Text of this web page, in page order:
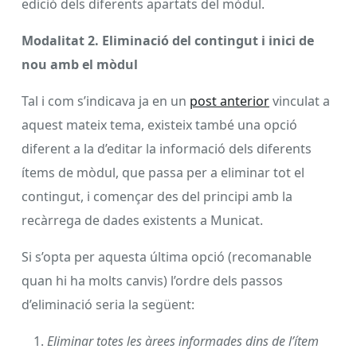
edició dels diferents apartats del mòdul.
Modalitat 2. Eliminació del contingut i inici de
nou amb el mòdul
Tal i com s’indicava ja en un post anteriorvinculat a
aquest mateix tema, existeix també una opció
diferent a la d’editar la informació dels diferents
ítems de mòdul, que passa per a eliminar tot el
contingut, i començar des del principi amb la
recàrrega de dades existents a Municat.
Si s’opta per aquesta última opció (recomanable
quan hi ha molts canvis) l’ordre dels passos
d’eliminació seria la següent:
Eliminar totes les àrees informades dins de l’ítem